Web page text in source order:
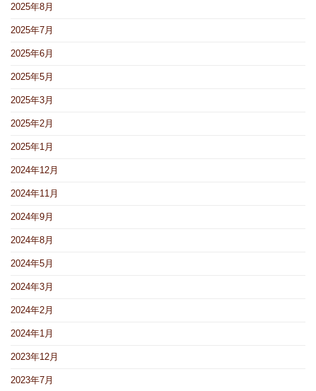
2025年8月
2025年7月
2025年6月
2025年5月
2025年3月
2025年2月
2025年1月
2024年12月
2024年11月
2024年9月
2024年8月
2024年5月
2024年3月
2024年2月
2024年1月
2023年12月
2023年7月